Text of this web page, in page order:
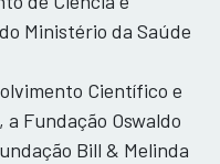
Ministério da Saúde
Científico e
a Fundação Oswaldo
Bill & Melinda